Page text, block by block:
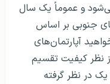
۱ ماه صادر می‌شود و عموماً یک سال
جنوبی بر اساس
آپارتمان‌های
نظر کیفیت تقسیم
در نظر گرفته